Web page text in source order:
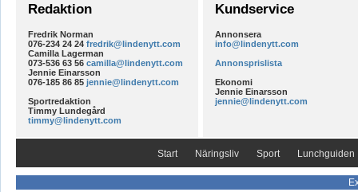
Redaktion
Fredrik Norman
076-234 24 24 fredrik@lindenytt.com
Camilla Lagerman
073-536 63 56 camilla@lindenytt.com
Jennie Einarsson
076-185 86 85 jennie@lindenytt.com
Sportredaktion
Timmy Lundegård
timmy@lindenytt.com
Kundservice
Annonsera
info@lindenytt.com
Annonsprislista
Ekonomi
Jennie Einarsson
jennie@lindenytt.com
Start Näringsliv Sport Lunchguiden